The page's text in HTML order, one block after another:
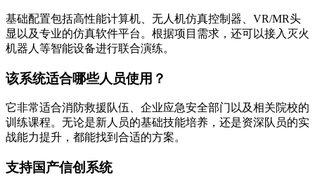
基础配置包括高性能计算机、无人机仿真控制器、VR/MR头
显以及专业的仿真软件平台。根据项目需求，还可以接入灭火
机器人等智能设备进行联合演练。
该系统适合哪些人员使用？
它非常适合消防救援队伍、企业应急安全部门以及相关院校的
训练课程。无论是新人员的基础技能培养，还是资深队员的实
战能力提升，都能找到合适的方案。
支持国产信创系统